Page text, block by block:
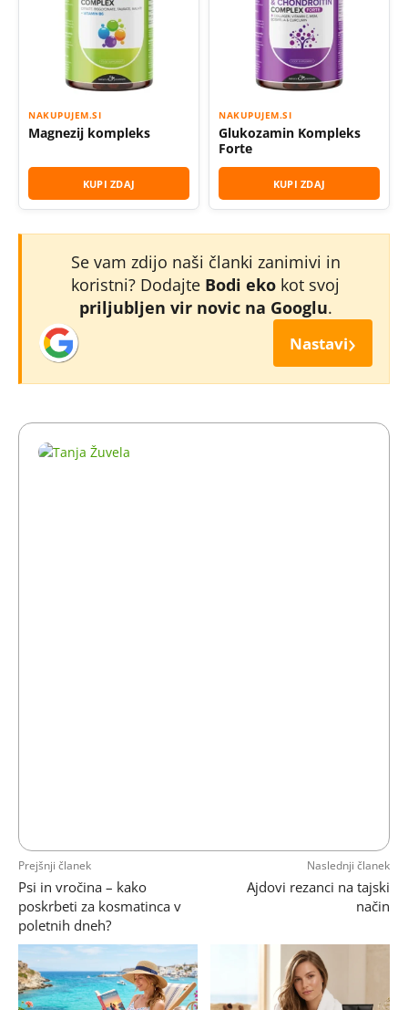
NAKUPUJEM.SI
Magnezij kompleks
KUPI ZDAJ
NAKUPUJEM.SI
Glukozamin Kompleks
Forte
KUPI ZDAJ
Se vam zdijo naši članki zanimivi in
koristni? Dodajte Bodi eko kot svoj
priljubljen vir novic na Googlu.
Nastavi›
Prejšnji članek
Psi in vročina – kako
poskrbeti za kosmatinca v
poletnih dneh?
Naslednji članek
Ajdovi rezanci na tajski
način